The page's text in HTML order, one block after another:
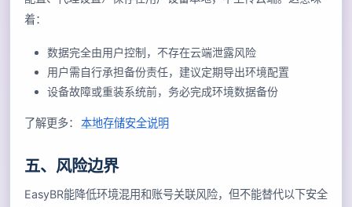
着：
数据完全由用户控制，不存在云端泄露风险
用户需自行承担备份责任，建议定期导出环境配置
设备故障或重装系统前，务必完成环境数据备份
了解更多： 本地存储安全说明
五、风险边界
EasyBR能降低环境混用和账号关联风险，但不能替代以下安全